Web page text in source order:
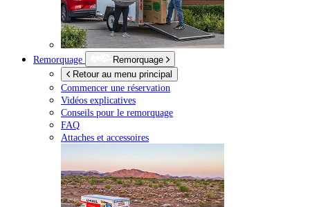
Remorquage
Remorquage
Retour au menu principal
Commencer une réservation
Vidéos explicatives
Conseils pour le remorquage
FAQ
Attaches et accessoires